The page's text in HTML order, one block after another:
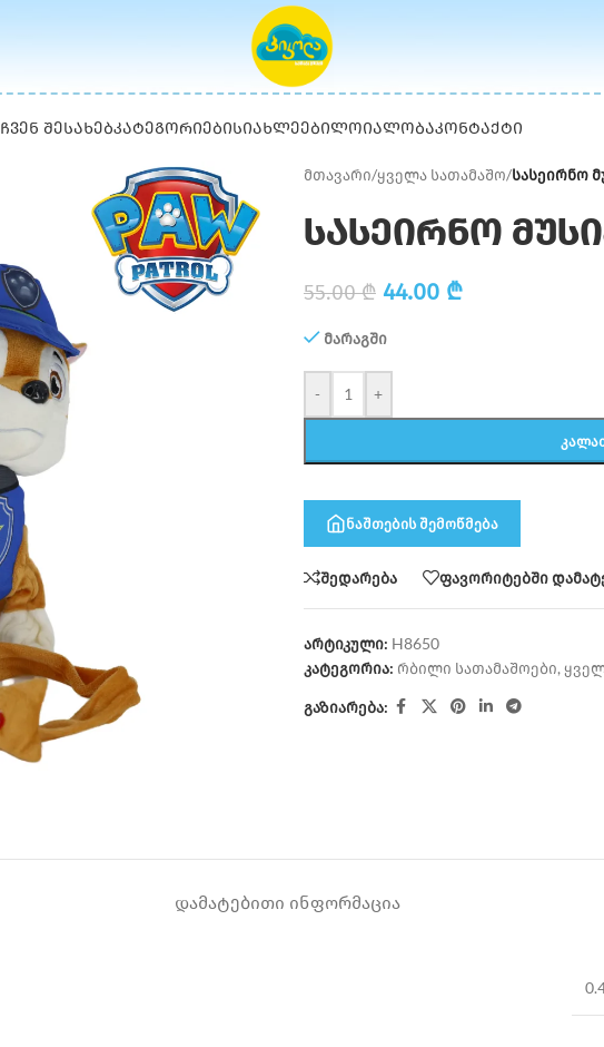
ᲩᲕᲔᲜ ᲨᲔᲡᲐᲮᲔᲑᲙᲐᲢᲔᲒᲝᲠᲘᲔᲑᲘᲡᲘᲐᲮᲚᲔᲔᲑᲘᲚᲝᲘᲐᲚᲝᲑᲐᲙᲝᲜᲢᲐᲥᲢᲘ
მთავარი/ყველა სათამაშო/სასეირნო
სასეირნო
55.00₾ 44.00 ₾
მარაგში
- +
ნაშთების შემოწმება
შედარება ფავორიტებში
არტიკული: H8650
კატეგორია: რბილი სათამაშოები,
გაზიარება:
ᲓᲐᲛᲐᲢᲔᲑᲘᲗᲘ ᲘᲜᲤᲝᲠᲛᲐᲪᲘᲐ